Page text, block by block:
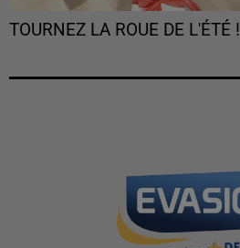
TOURNEZ LA ROUE DE L'ÉTÉ !